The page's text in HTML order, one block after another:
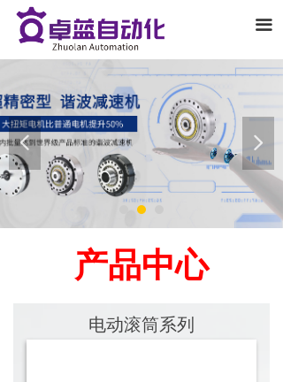
넳 넲
끀
电动滚筒系列
产品中心